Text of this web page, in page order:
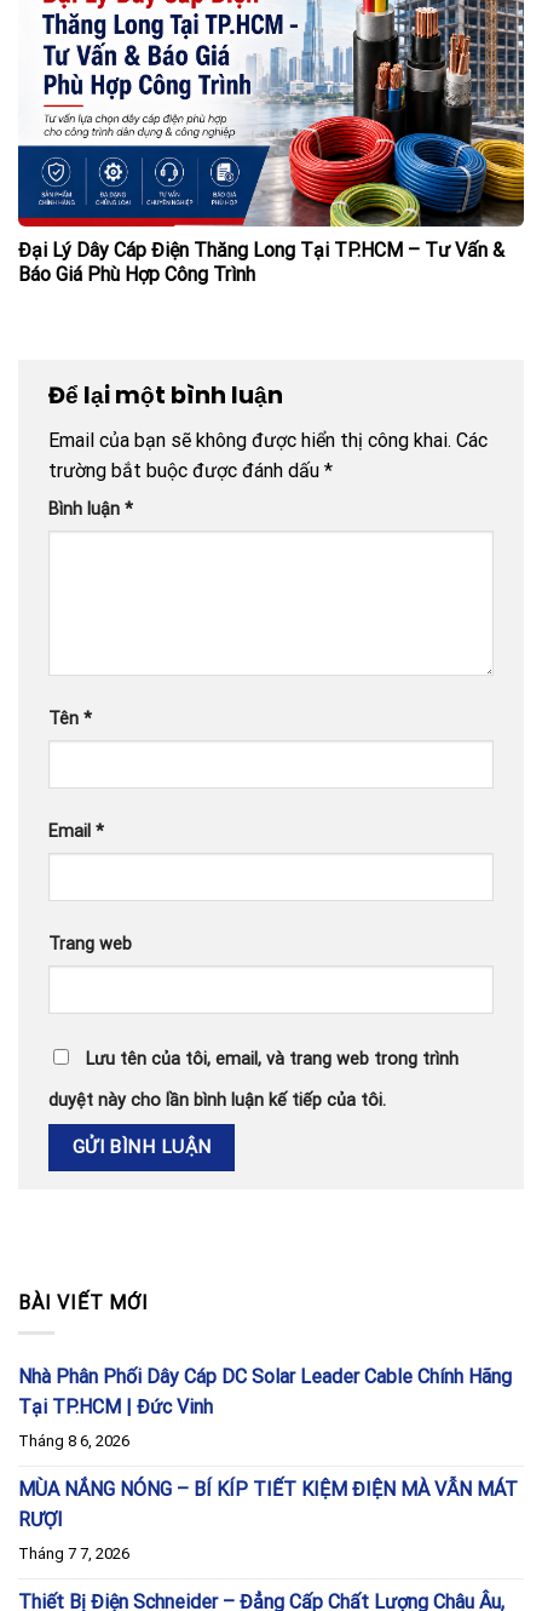
Đại Lý Dây Cáp Điện Thăng Long Tại TP.HCM – Tư Vấn &
Báo Giá Phù Hợp Công Trình
Để lại một bình luận
Email của bạn sẽ không được hiển thị công khai. Các
trường bắt buộc được đánh dấu *
Bình luận *
Tên *
Email *
Trang web
Lưu tên của tôi, email, và trang web trong trình
duyệt này cho lần bình luận kế tiếp của tôi.
BÀI VIẾT MỚI
Nhà Phân Phối Dây Cáp DC Solar Leader Cable Chính Hãng
Tại TP.HCM | Đức Vinh
Tháng 8 6, 2026
MÙA NẮNG NÓNG – BÍ KÍP TIẾT KIỆM ĐIỆN MÀ VẪN MÁT
RƯỢI
Tháng 7 7, 2026
Thiết Bị Điện Schneider – Đẳng Cấp Chất Lượng Châu Âu,